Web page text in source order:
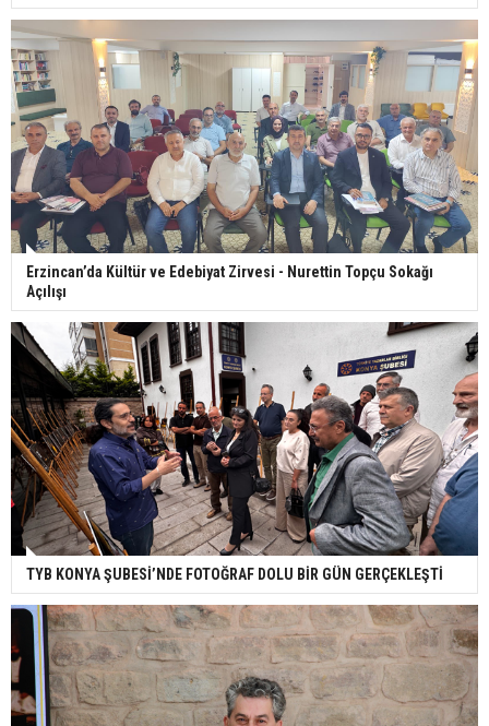
Erzincan’da Kültür ve Edebiyat Zirvesi - Nurettin Topçu Sokağı
Açılışı
TYB KONYA ŞUBESİ’NDE FOTOĞRAF DOLU BİR GÜN GERÇEKLEŞTİ